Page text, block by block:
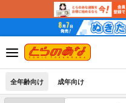
全年齢向け 成年向け